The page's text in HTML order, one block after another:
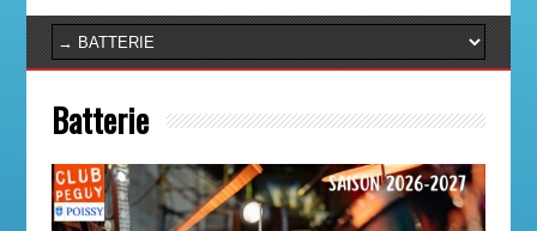
Batterie